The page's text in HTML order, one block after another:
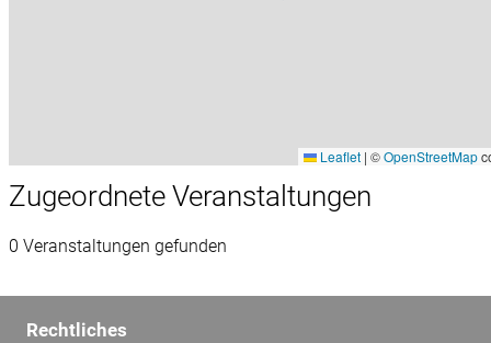
Leaflet | ©OpenStreetMap
Zugeordnete Veranstaltungen
0 Veranstaltungen gefunden
Rechtliches